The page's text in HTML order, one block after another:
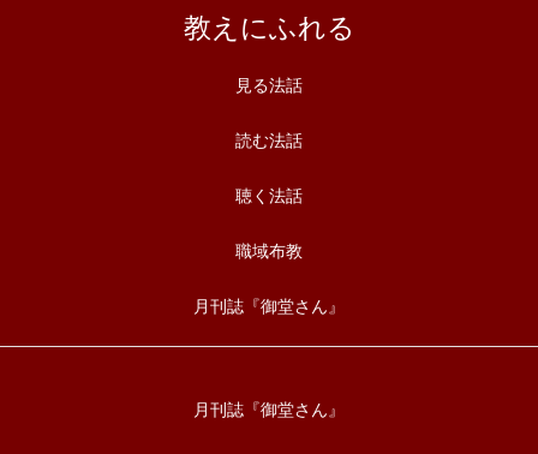
教えにふれる
見る法話
読む法話
聴く法話
職域布教
月刊誌『御堂さん』
月刊誌『御堂さん』